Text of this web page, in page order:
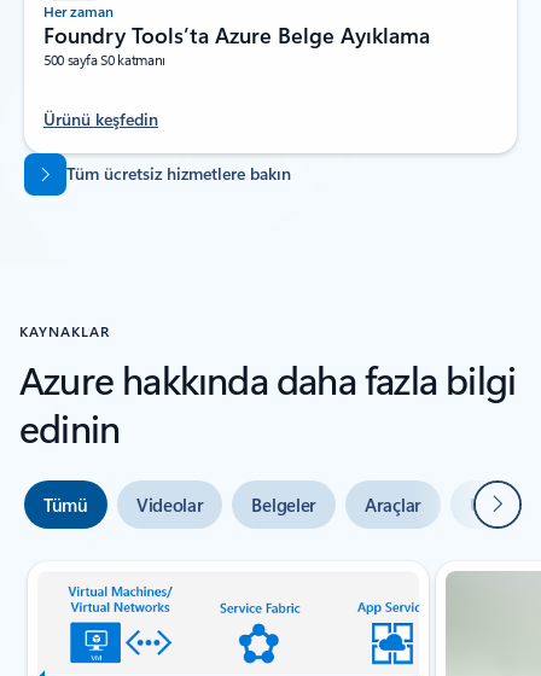
Her zaman
Foundry Tools’ta Azure Belge Ayıklama
500 sayfa S0 katmanı
Ürünü keşfedin
Sekmelere dön
Tüm ücretsiz hizmetlere bakın
KAYNAKLAR
Azure hakkında daha fazla bilgi
edinin
Tümü Videolar Belgeler Araçlar Uzman
Slayt {0} {1} göstergesi